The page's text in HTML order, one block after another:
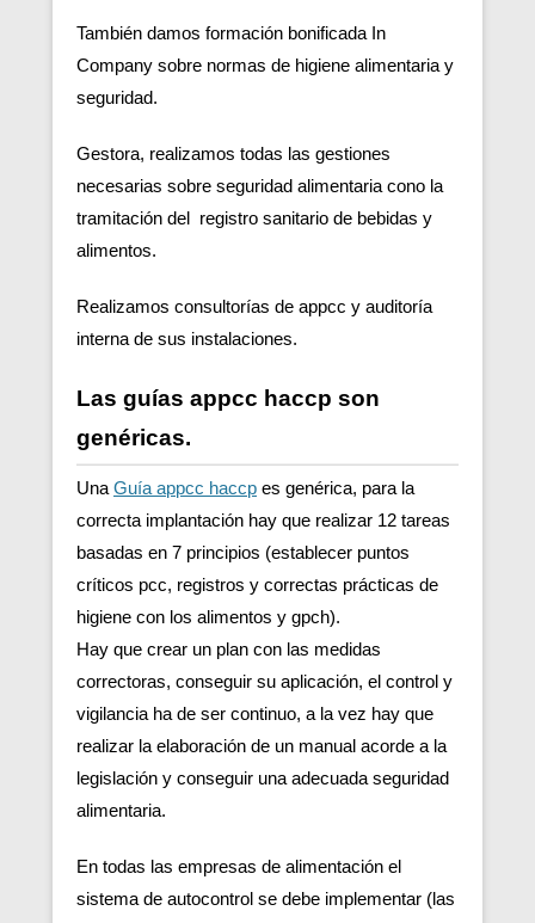
También damos formación bonificada In
Company sobre normas de higiene alimentaria y
seguridad.
Gestora, realizamos todas las gestiones
necesarias sobre seguridad alimentaria cono la
tramitación del registro sanitario de bebidas y
alimentos.
Realizamos consultorías de appcc y auditoría
interna de sus instalaciones.
Las guías appcc haccp son
genéricas.
Una Guía appcc haccp es genérica, para la
correcta implantación hay que realizar 12 tareas
basadas en 7 principios (establecer puntos
críticos pcc, registros y correctas prácticas de
higiene con los alimentos y gpch).
Hay que crear un plan con las medidas
correctoras, conseguir su aplicación, el control y
vigilancia ha de ser continuo, a la vez hay que
realizar la elaboración de un manual acorde a la
legislación y conseguir una adecuada seguridad
alimentaria.
En todas las empresas de alimentación el
sistema de autocontrol se debe implementar (las